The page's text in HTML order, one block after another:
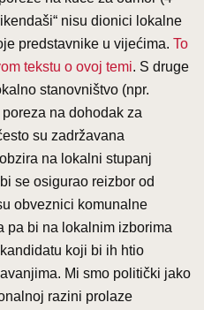
nisu dionici lokalne
predstavnike u vijećima. To
tekstu o ovoj temi. S druge
stanovništvo (npr.
na dohodak za
su zadržavana
na lokalni stupanj
se osigurao reizbor od
obveznici komunalne
pa bi na lokalnim izborima
koji bi ih htio
Mi smo politički jako
razini prolaze